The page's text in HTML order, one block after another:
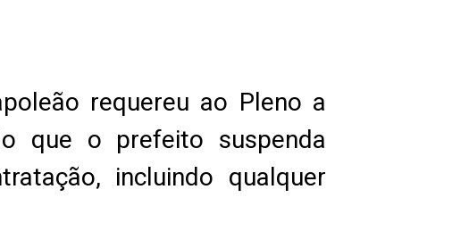
requereu ao Pleno a
que o prefeito suspenda
incluindo qualquer